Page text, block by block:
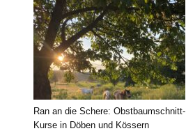
Ran an die Schere: Obstbaumschnitt-
Kurse in Döben und Kössern